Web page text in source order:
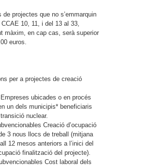
de projectes que no s’emmarquin
10, 11, i del 13 al 33,
màxim, en cap cas, serà superior
euros.
per a projectes de creació
Empreses ubicades o en procés
un dels municipis* beneficiaris
nuclear.
Creació d’ocupació
3 nous llocs de treball (mitjana
12 mesos anteriors a l’inici del
finalització del projecte).
Cost laboral dels